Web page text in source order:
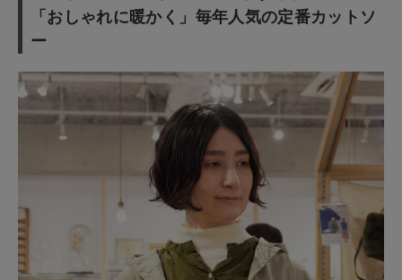
「おしゃれに暖かく」毎年人気の定番カットソ
ー